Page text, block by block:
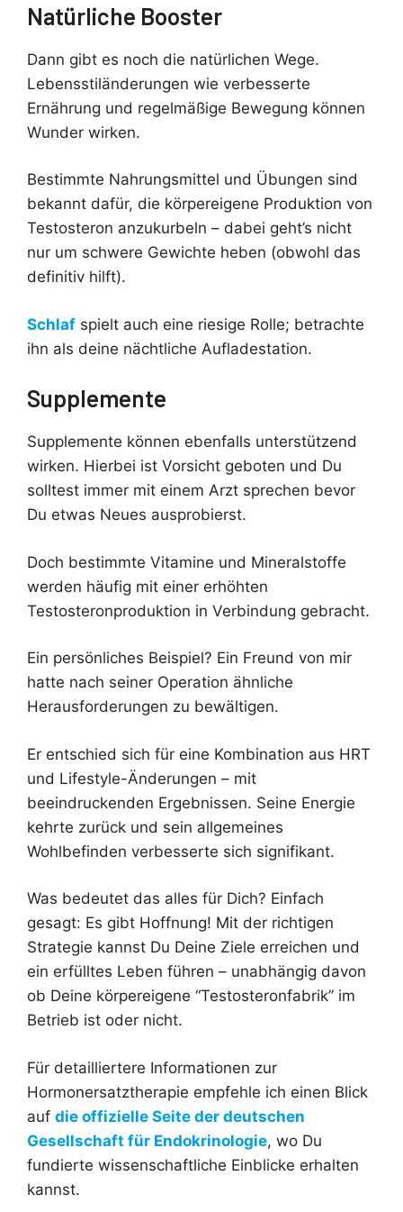
Natürliche Booster
Dann gibt es noch die natürlichen Wege.
Lebensstiländerungen wie verbesserte
Ernährung und regelmäßige Bewegung können
Wunder wirken.
Bestimmte Nahrungsmittel und Übungen sind
bekannt dafür, die körpereigene Produktion von
Testosteron anzukurbeln – dabei geht’s nicht
nur um schwere Gewichte heben (obwohl das
definitiv hilft).
Schlaf spielt auch eine riesige Rolle; betrachte
ihn als deine nächtliche Aufladestation.
Supplemente
Supplemente können ebenfalls unterstützend
wirken. Hierbei ist Vorsicht geboten und Du
solltest immer mit einem Arzt sprechen bevor
Du etwas Neues ausprobierst.
Doch bestimmte Vitamine und Mineralstoffe
werden häufig mit einer erhöhten
Testosteronproduktion in Verbindung gebracht.
Ein persönliches Beispiel? Ein Freund von mir
hatte nach seiner Operation ähnliche
Herausforderungen zu bewältigen.
Er entschied sich für eine Kombination aus HRT
und Lifestyle-Änderungen – mit
beeindruckenden Ergebnissen. Seine Energie
kehrte zurück und sein allgemeines
Wohlbefinden verbesserte sich signifikant.
Was bedeutet das alles für Dich? Einfach
gesagt: Es gibt Hoffnung! Mit der richtigen
Strategie kannst Du Deine Ziele erreichen und
ein erfülltes Leben führen – unabhängig davon
ob Deine körpereigene “Testosteronfabrik” im
Betrieb ist oder nicht.
Für detailliertere Informationen zur
Hormonersatztherapie empfehle ich einen Blick
auf die offizielle Seite der deutschen
Gesellschaft für Endokrinologie, wo Du
fundierte wissenschaftliche Einblicke erhalten
kannst.